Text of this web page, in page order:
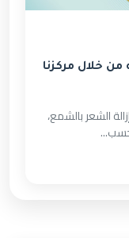
من خلال مركزنا
الشعر بالشمع،